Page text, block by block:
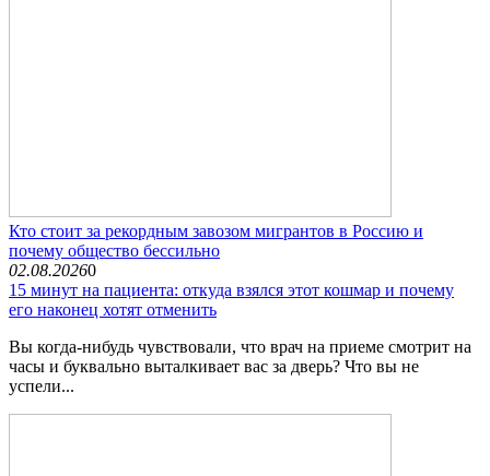
Кто стоит за рекордным завозом мигрантов в Россию и
почему общество бессильно
02.08.20260
15 минут на пациента: откуда взялся этот кошмар и почему
его наконец хотят отменить
Вы когда-нибудь чувствовали, что врач на приеме смотрит на
часы и буквально выталкивает вас за дверь? Что вы не
успели...